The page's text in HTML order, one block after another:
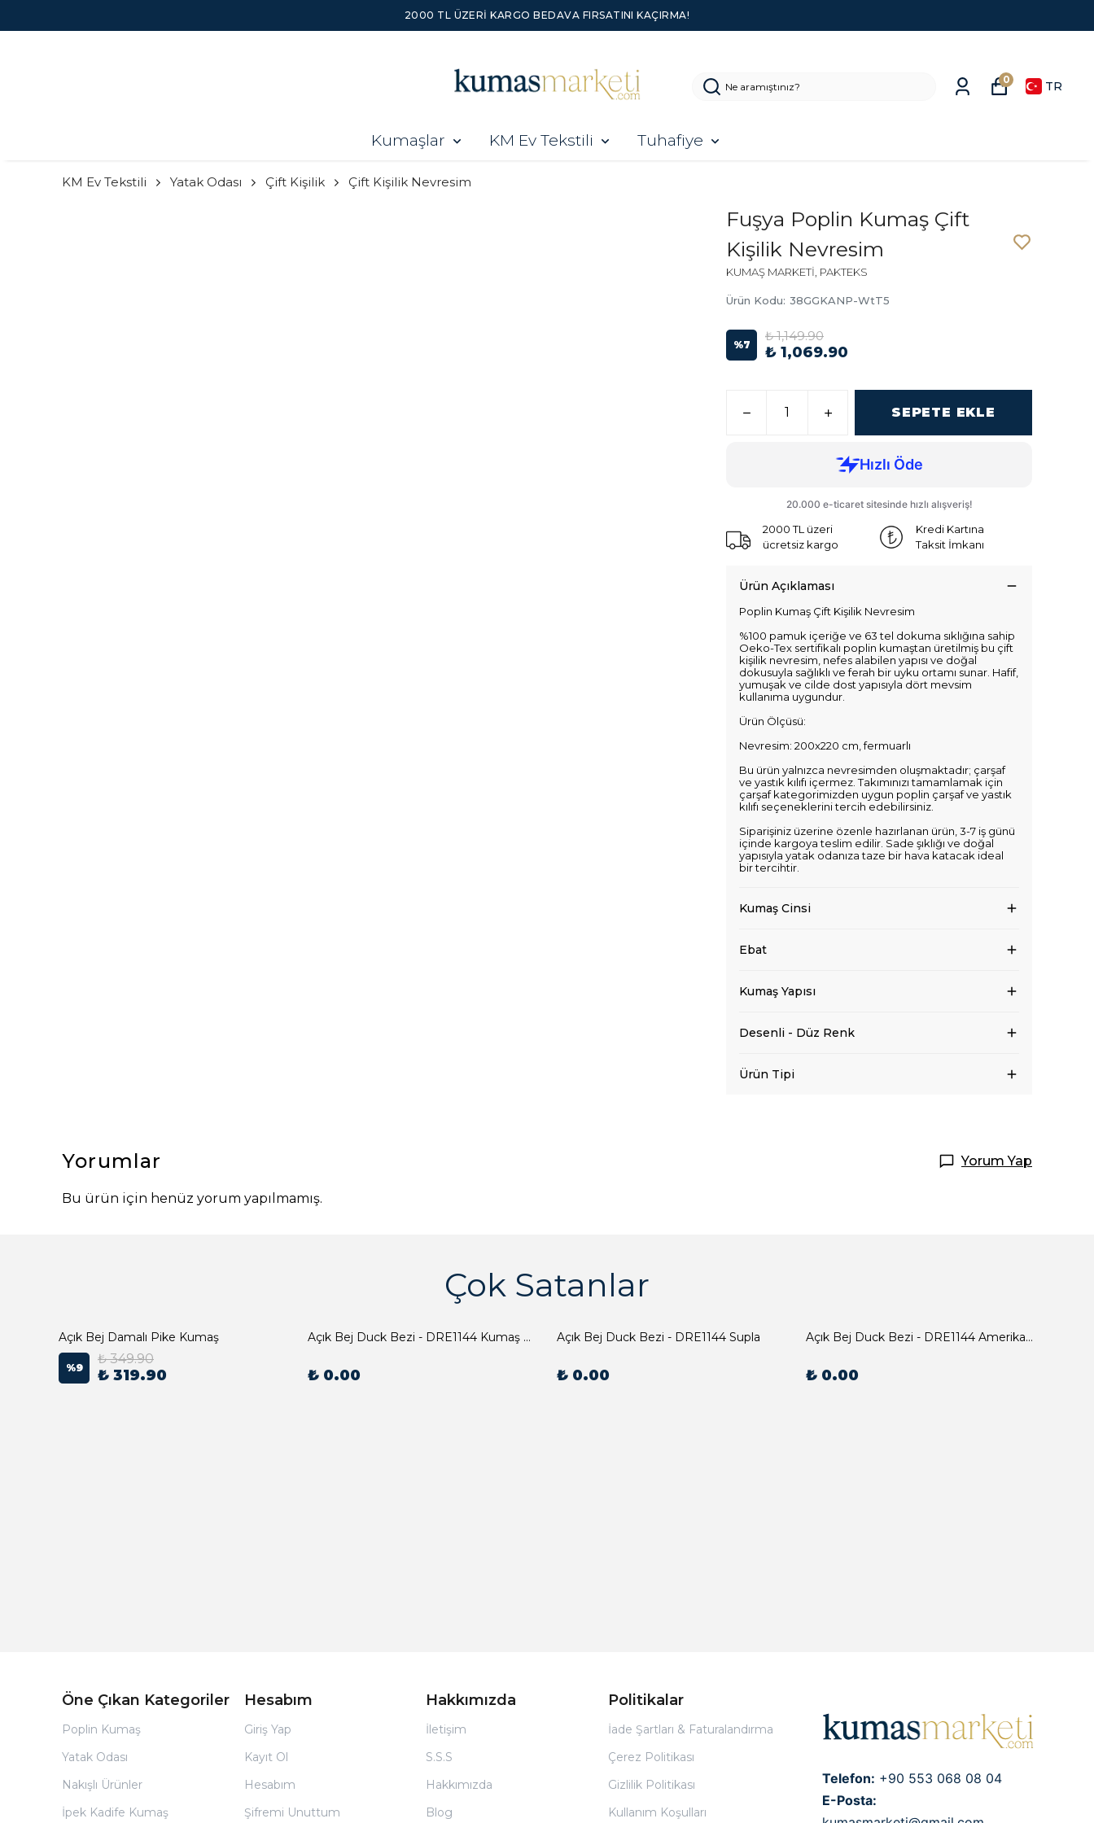
2000 TL ÜZERI KARGO BEDAVA FIRSATINI KAÇIRMA!
Kumaşlar KM Ev Tekstili Tuhafiye
0 TR
KM Ev Tekstili Yatak Odası Çift Kişilik Çift Kişilik Nevresim
Fuşya Poplin Kumaş Çift
Kişilik Nevresim
KUMAŞ MARKETİ, PAKTEKS
Ürün Kodu: 38GGKANP-WtT5
%7
₺ 1,149.90
₺ 1,069.90
SEPETE EKLE
2000 TL üzeri
ücretsiz kargo
Kredi Kartına
Taksit İmkanı
Ürün Açıklaması
Poplin Kumaş Çift Kişilik Nevresim
%100 pamuk içeriğe ve 63 tel dokuma sıklığına sahip
Oeko-Tex sertifikalı poplin kumaştan üretilmiş bu çift
kişilik nevresim, nefes alabilen yapısı ve doğal
dokusuyla sağlıklı ve ferah bir uyku ortamı sunar. Hafif,
yumuşak ve cilde dost yapısıyla dört mevsim
kullanıma uygundur.
Ürün Ölçüsü:
Nevresim: 200x220 cm, fermuarlı
Bu ürün yalnızca nevresimden oluşmaktadır; çarşaf
ve yastık kılıfı içermez. Takımınızı tamamlamak için
çarşaf kategorimizden uygun poplin çarşaf ve yastık
kılıfı seçeneklerini tercih edebilirsiniz.
Siparişiniz üzerine özenle hazırlanan ürün, 3-7 iş günü
içinde kargoya teslim edilir. Sade şıklığı ve doğal
yapısıyla yatak odanıza taze bir hava katacak ideal
bir tercihtir.
Kumaş Cinsi
Ebat
Kumaş Yapısı
Desenli - Düz Renk
Ürün Tipi
Yorumlar Yorum Yap
Bu ürün için henüz yorum yapılmamış.
Çok Satanlar
Açık Bej Damalı Pike Kumaş
%9
₺ 349.90
₺ 319.90
Açık Bej Duck Bezi - DRE1144 Kumaş Peçete
₺ 0.00
Açık Bej Duck Bezi - DRE1144 Supla
₺ 0.00
Açık Bej Duck Bezi - DRE1144 Amerikan Servis
₺ 0.00
Öne Çıkan Kategoriler
Poplin Kumaş
Yatak Odası
Nakışlı Ürünler
İpek Kadife Kumaş
Hesabım
Giriş Yap
Kayıt Ol
Hesabım
Şifremi Unuttum
Hakkımızda
İletişim
S.S.S
Hakkımızda
Blog
Politikalar
İade Şartları & Faturalandırma
Çerez Politikası
Gizlilik Politikası
Kullanım Koşulları
Telefon: +90 553 068 08 04
E-Posta: